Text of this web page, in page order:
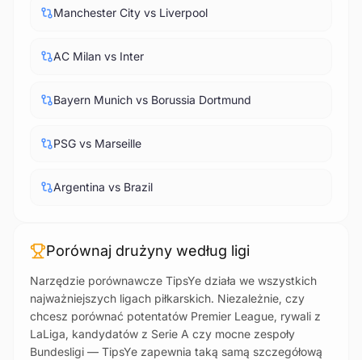
Manchester City vs Liverpool
AC Milan vs Inter
Bayern Munich vs Borussia Dortmund
PSG vs Marseille
Argentina vs Brazil
Porównaj drużyny według ligi
Narzędzie porównawcze TipsYe działa we wszystkich
najważniejszych ligach piłkarskich. Niezależnie, czy
chcesz porównać potentatów Premier League, rywali z
LaLiga, kandydatów z Serie A czy mocne zespoły
Bundesligi — TipsYe zapewnia taką samą szczegółową